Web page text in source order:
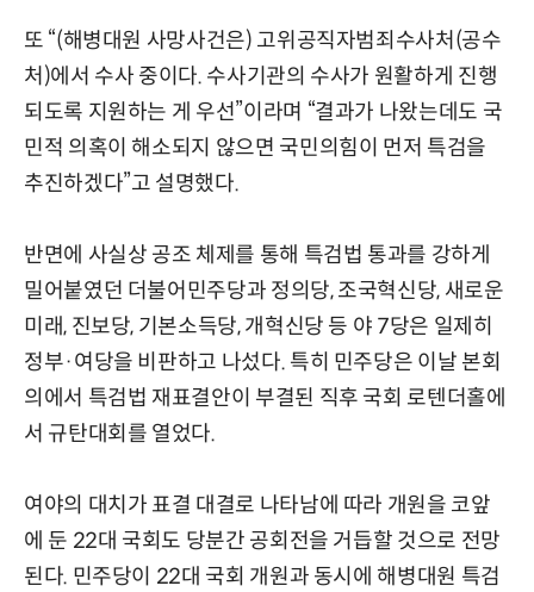
또 “(해병대원 사망사건은) 고위공직자범죄수사처(공수
처)에서 수사 중이다. 수사기관의 수사가 원활하게 진행
되도록 지원하는 게 우선”이라며 “결과가 나왔는데도 국
민적 의혹이 해소되지 않으면 국민의힘이 먼저 특검을
추진하겠다”고 설명했다.
반면에 사실상 공조 체제를 통해 특검법 통과를 강하게
밀어붙였던 더불어민주당과 정의당, 조국혁신당, 새로운
미래, 진보당, 기본소득당, 개혁신당 등 야 7당은 일제히
정부·여당을 비판하고 나섰다. 특히 민주당은 이날 본회
의에서 특검법 재표결안이 부결된 직후 국회 로텐더홀에
서 규탄대회를 열었다.
여야의 대치가 표결 대결로 나타남에 따라 개원을 코앞
에 둔 22대 국회도 당분간 공회전을 거듭할 것으로 전망
된다. 민주당이 22대 국회 개원과 동시에 해병대원 특검